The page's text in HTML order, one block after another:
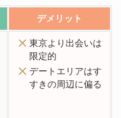
デメリット
東京より出会いは
限定的
デートエリアはす
すきの周辺に偏る